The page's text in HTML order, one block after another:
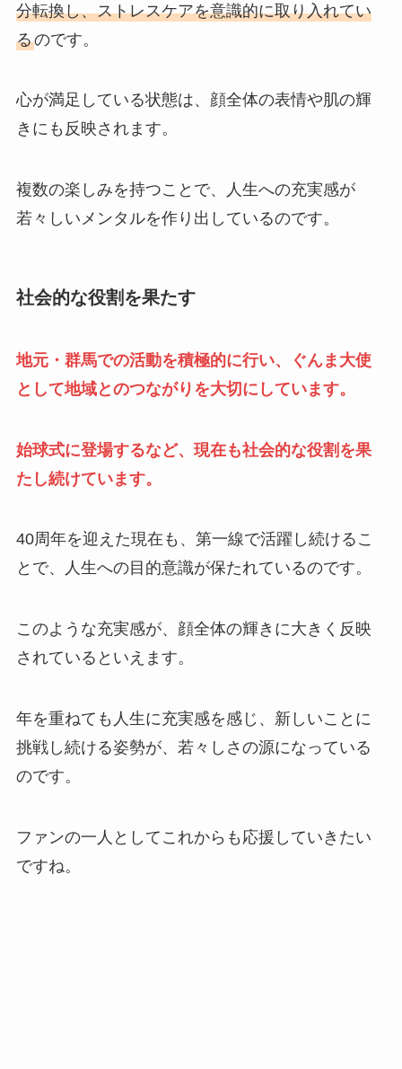
分転換し、ストレスケアを意識的に取り入れてい
るのです。
心が満足している状態は、顔全体の表情や肌の輝
きにも反映されます。
複数の楽しみを持つことで、人生への充実感が
若々しいメンタルを作り出しているのです。
社会的な役割を果たす
地元・群馬での活動を積極的に行い、ぐんま大使
として地域とのつながりを大切にしています。
始球式に登場するなど、現在も社会的な役割を果
たし続けています。
40周年を迎えた現在も、第一線で活躍し続けるこ
とで、人生への目的意識が保たれているのです。
このような充実感が、顔全体の輝きに大きく反映
されているといえます。
年を重ねても人生に充実感を感じ、新しいことに
挑戦し続ける姿勢が、若々しさの源になっている
のです。
ファンの一人としてこれからも応援していきたい
ですね。